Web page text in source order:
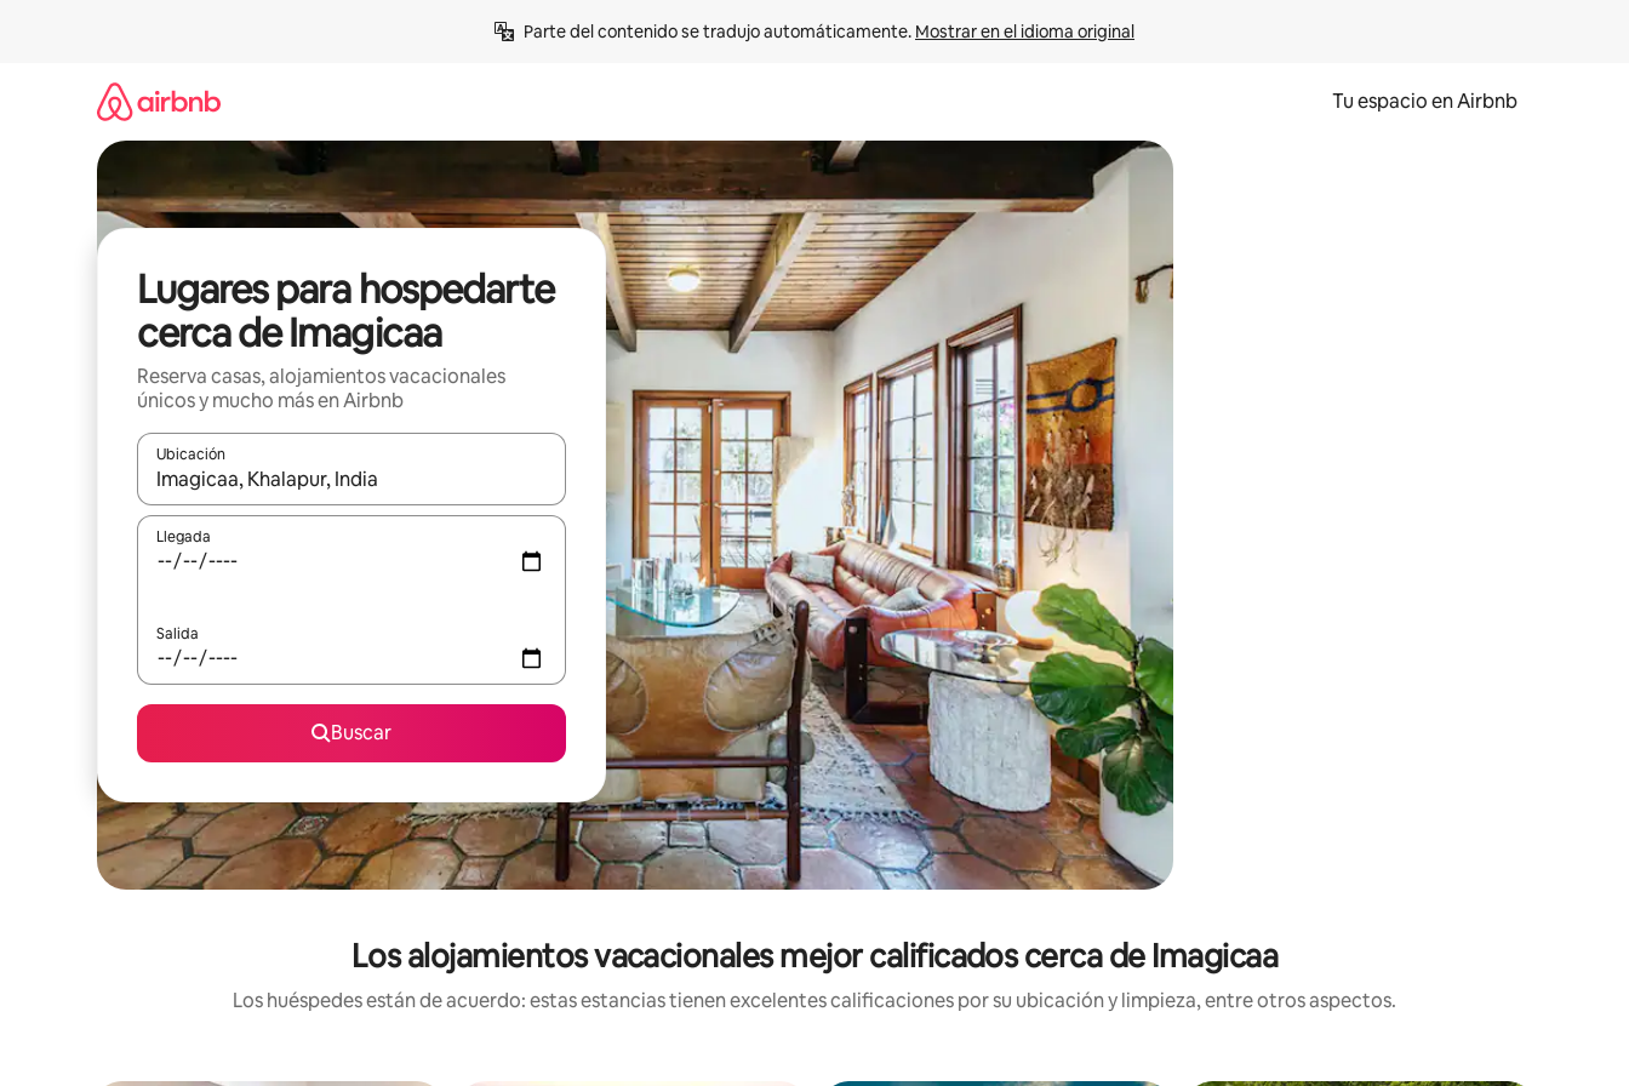
Parte del contenido se tradujo automáticamente. Mostrar en el idioma original
Tu espacio en Airbnb
Lugares para hospedarte
cerca de Imagicaa
Reserva casas, alojamientos vacacionales
únicos y mucho más en Airbnb
Ubicación
Cuando los resultados estén disponibles, podrás navegar usando las teclas de las flechas hacia arriba y hacia abajo, o bien tocando y deslizando la pantalla.
Llegada
Salida
Buscar
Los alojamientos vacacionales mejor calificados cerca de Imagicaa
Los huéspedes están de acuerdo: estas estancias tienen excelentes calificaciones por su ubicación y limpieza, entre otros aspectos.